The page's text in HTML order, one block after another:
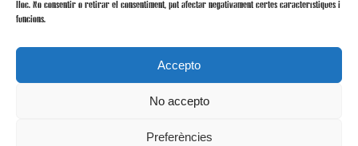
lloc. No consentir o retirar el consentiment, pot afectar negativament certes característiques i
funcions.
Accepto
No accepto
Preferències
AMB LA COL·LABORACIÓ